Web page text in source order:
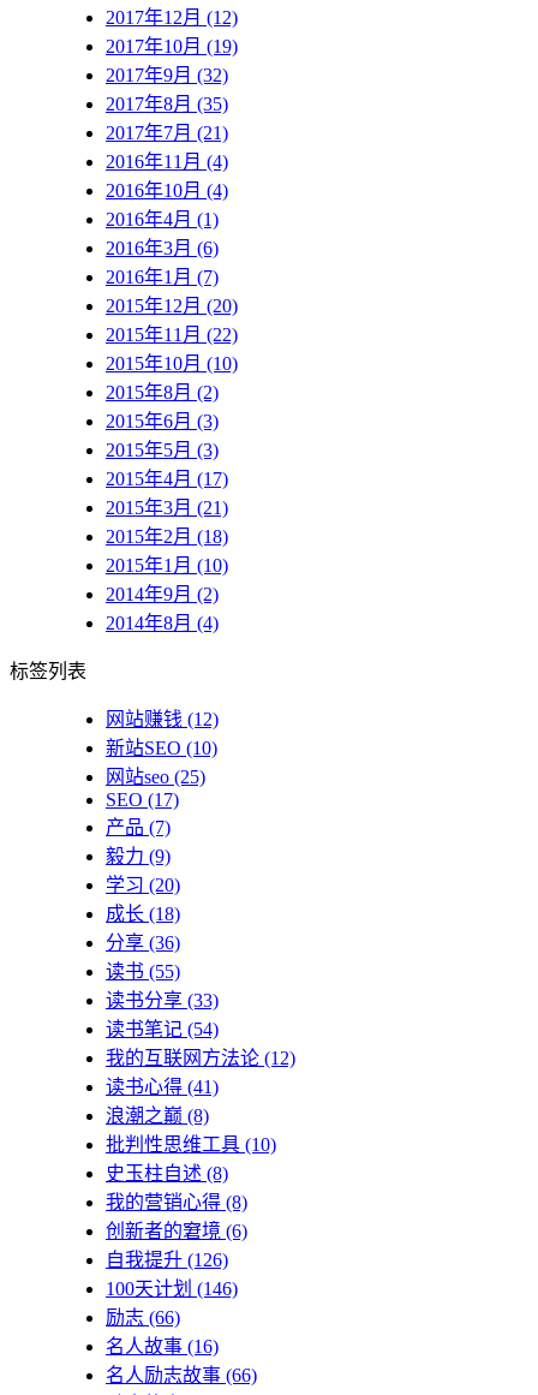
2017年12月 (12)
2017年10月 (19)
2017年9月 (32)
2017年8月 (35)
2017年7月 (21)
2016年11月 (4)
2016年10月 (4)
2016年4月 (1)
2016年3月 (6)
2016年1月 (7)
2015年12月 (20)
2015年11月 (22)
2015年10月 (10)
2015年8月 (2)
2015年6月 (3)
2015年5月 (3)
2015年4月 (17)
2015年3月 (21)
2015年2月 (18)
2015年1月 (10)
2014年9月 (2)
2014年8月 (4)
标签列表
网站赚钱 (12)
新站SEO (10)
网站seo (25)
SEO (17)
产品 (7)
毅力 (9)
学习 (20)
成长 (18)
分享 (36)
读书 (55)
读书分享 (33)
读书笔记 (54)
我的互联网方法论 (12)
读书心得 (41)
浪潮之巅 (8)
批判性思维工具 (10)
史玉柱自述 (8)
我的营销心得 (8)
创新者的窘境 (6)
自我提升 (126)
100天计划 (146)
励志 (66)
名人故事 (16)
名人励志故事 (66)